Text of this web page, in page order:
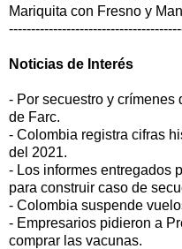
Mariquita con Fresno y
Noticias de Interés
- Por secuestro y crímenes
de Farc.
- Colombia registra cifras
del 2021.
- Los informes entregados
para construir caso de
- Colombia suspende
- Empresarios pidieron a
comprar las vacunas.